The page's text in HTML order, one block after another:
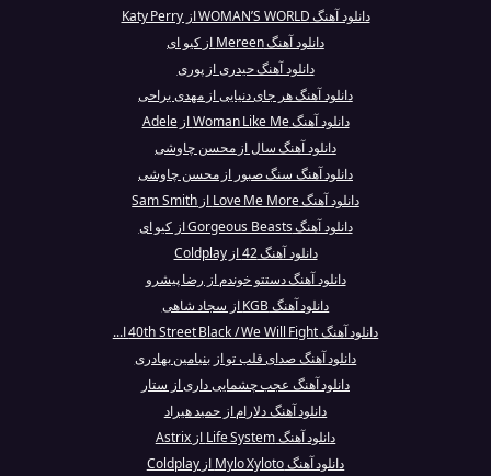
دانلود آهنگ WOMAN’S WORLD از Katy Perry
دانلود آهنگ Mereen از کیو ای
دانلود آهنگ حیدری از پوری
دانلود آهنگ هر جای دنیایی از مهدی یراحی
دانلود آهنگ Woman Like Me از Adele
دانلود آهنگ سال از محسن چاوشی
دانلود آهنگ سنگ صبور از محسن چاوشی
دانلود آهنگ Love Me More از Sam Smith
دانلود آهنگ Gorgeous Beasts از کیو ای
دانلود آهنگ 42 از Coldplay
دانلود آهنگ دستتو خوندم از رضا پیشرو
دانلود آهنگ KGB از سجاد شاهی
دانلود آهنگ 40th Street Black / We Will Fight ا...
دانلود آهنگ صدای قلب تو از بنیامین بهادری
دانلود آهنگ عجب چشمایی داری از ستار
دانلود آهنگ دلارام از حمید هیراد
دانلود آهنگ Life System از Astrix
دانلود آهنگ Mylo Xyloto از Coldplay